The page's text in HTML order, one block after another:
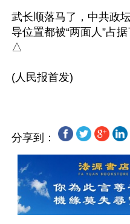
武长顺落马了，中共政
导位置都被“两面人”占
△
分享到：